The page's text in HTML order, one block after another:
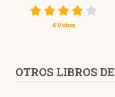
4 Votos
OTROS LIBROS